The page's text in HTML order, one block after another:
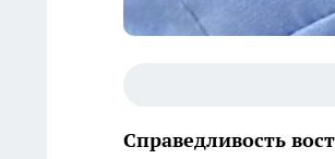
Справедливость